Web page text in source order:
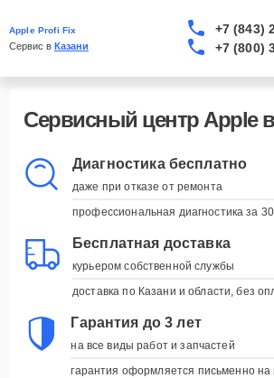
Apple Profi Fix
Сервис в Казани
+7 (843)
+7 (800)
Сервисный центр Apple
Диагностика бесплатно
даже при отказе от ремонта
профессиональная диагностика за
Бесплатная доставка
курьером собственной службы
доставка по Казани и области, без
Гарантия до 3 лет
на все виды работ и запчастей
гарантия оформляется письменно на